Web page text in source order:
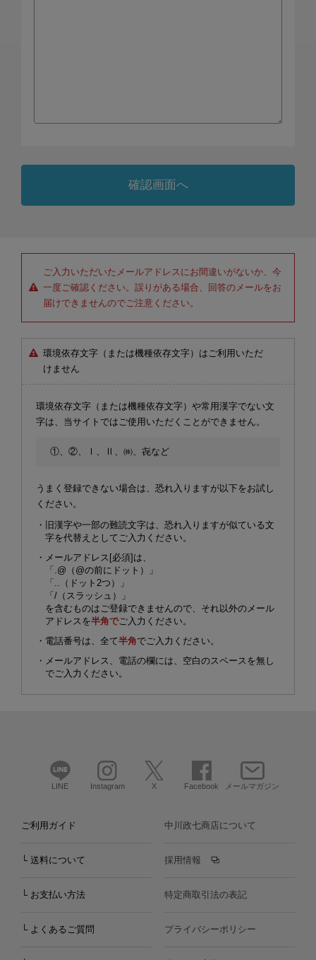
ご入力いただいたメールアドレスにお間違いがないか、今
一度ご確認ください。誤りがある場合、回答のメールをお
届けできませんのでご注意ください。
環境依存文字（または機種依存文字）はご利用いただ
けません
環境依存文字（または機種依存文字）や常用漢字でない文
字は、当サイトではご使用いただくことができません。
①、②、Ⅰ、Ⅱ、㈱、㐂など
うまく登録できない場合は、恐れ入りますが以下をお試し
ください。
・旧漢字や一部の難読文字は、恐れ入りますが似ている文
字を代替えとしてご入力ください。
・メールアドレス[必須]は、
「.@（@の前にドット）」
「..（ドット2つ）」
「/（スラッシュ）」
を含むものはご登録できませんので、それ以外のメール
アドレスを半角でご入力ください。
・電話番号は、全て半角でご入力ください。
・メールアドレス、電話の欄には、空白のスペースを無し
でご入力ください。
LINE Instagram X Facebook メールマガジン
ご利用ガイド
└ 送料について
└ お支払い方法
└ よくあるご質問
中川政七商店について
採用情報
特定商取引法の表記
プライバシーポリシー